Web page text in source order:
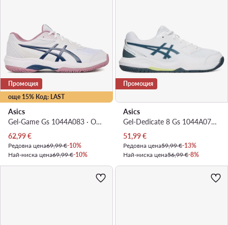
още 15% Код: LAST
Промоция
Asics
Gel-Game Gs 1044A083 · Обувки за тенис
Актуална цена
62,99€
Редовна цена69,99 €-10%
Най-ниска цена69,99 €-10%
Промоция
Asics
Gel-Dedicate 8 Gs 1044A077 · Обувки за тенис
Актуална цена
51,99€
Редовна цена59,99 €-13%
Най-ниска цена56,99 €-8%